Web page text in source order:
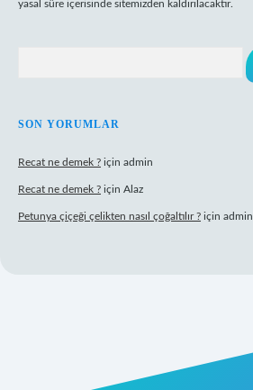
yasal süre içerisinde sitemizden kaldırılacaktır.
SON YORUMLAR
Recat ne demek ? için admin
Recat ne demek ? için Alaz
Petunya çiçeği çelikten nasıl çoğaltılır ? için admin